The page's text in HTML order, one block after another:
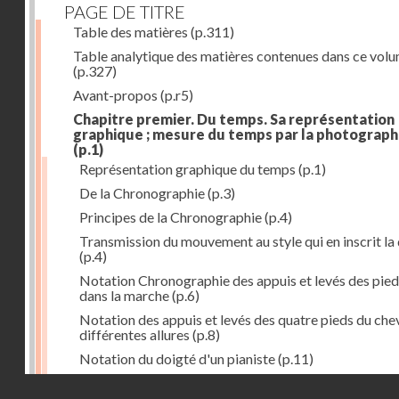
PAGE DE TITRE
Table des matières (p.311)
Table analytique des matières contenues dans ce
(p.327)
Avant-propos (p.r5)
Chapitre premier. Du temps. Sa représentation
graphique ; mesure du temps par la
(p.1)
Représentation graphique du temps (p.1)
De la Chronographie(p.3)
Principes de la Chronographie(p.4)
Transmission du mouvement au style qui en inscrit la
(p.4)
Notation Chronographie des appuis et levés des
dans la marche(p.6)
Notation des appuis et levés des quatre pieds du
différentes allures (p.8)
Notation du doigté d'un pianiste(p.11)